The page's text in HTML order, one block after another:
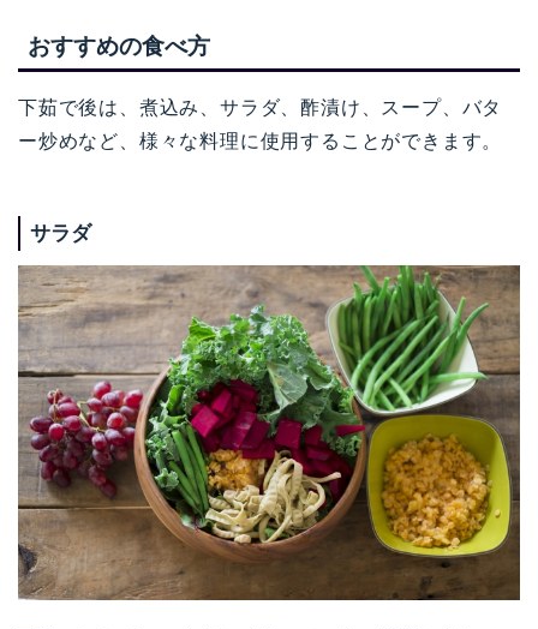
おすすめの食べ方
下茹で後は、煮込み、サラダ、酢漬け、スープ、バタ
ー炒めなど、様々な料理に使用することができます。
サラダ